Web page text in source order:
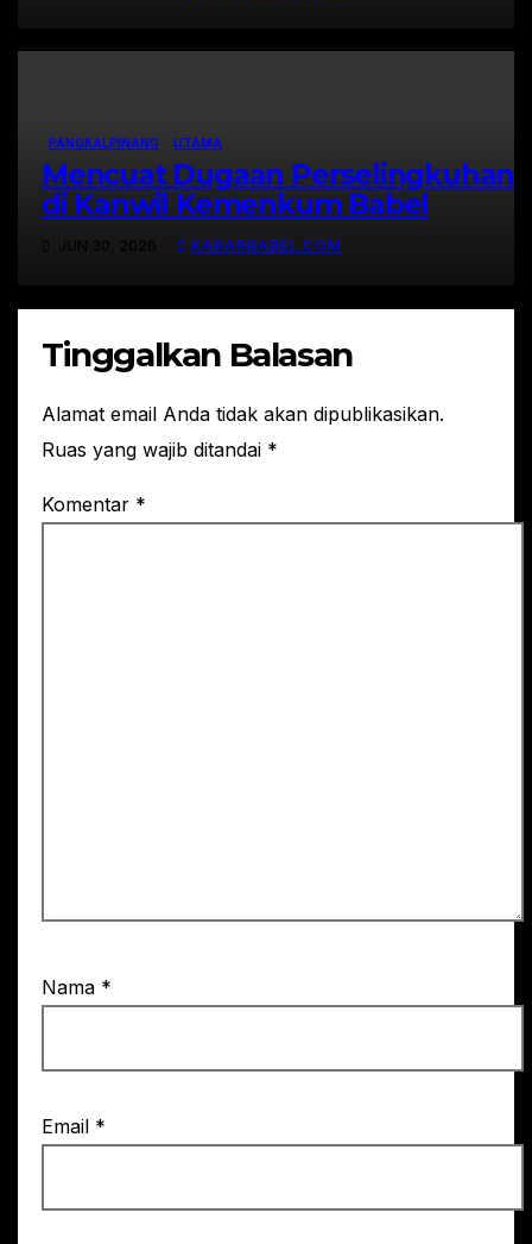
PANGKALPINANG UTAMA
Mencuat Dugaan Perselingkuhan
di Kanwil Kemenkum Babel
KABARBABEL.COM
Tinggalkan Balasan
Alamat email Anda tidak akan dipublikasikan.
Ruas yang wajib ditandai *
Komentar *
Nama *
Email *